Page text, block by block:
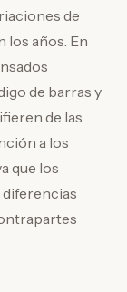
de
los años. En
de barras y
de las
a los
que los